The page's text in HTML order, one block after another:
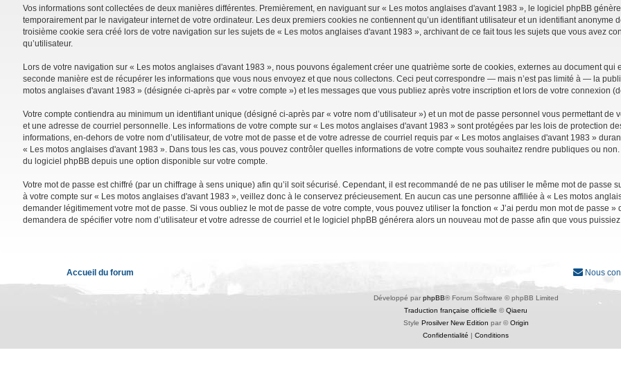
Vos informations sont collectées de deux manières différentes. Premièrement, en naviguant sur « Les motos anglaises d'avant 1983 », le logiciel phpBB
temporairement par le navigateur internet de votre ordinateur. Les deux premiers cookies ne contiennent qu’un identifiant utilisateur et un identifiant
troisième cookie sera créé lors de votre navigation sur les sujets de « Les motos anglaises d'avant 1983 », archivant de ce fait tous les sujets que vous avez
qu’utilisateur.
Lors de votre navigation sur « Les motos anglaises d'avant 1983 », nous pouvons également créer une quatrième sorte de cookies, externes au document
seconde manière est de récupérer les informations que vous nous envoyez et que nous collectons. Ceci peut correspondre — mais n’est pas limité à — la
motos anglaises d'avant 1983 » (désignée ci-après par « votre compte ») et les messages que vous publiez après votre inscription et lors de votre connexion
Votre compte contiendra au minimum un identifiant unique (désigné ci-après par « votre nom d’utilisateur ») et un mot de passe personnel vous permettant
et une adresse de courriel personnelle. Les informations de votre compte sur « Les motos anglaises d'avant 1983 » sont protégées par les lois de protection
informations, en-dehors de votre nom d’utilisateur, de votre mot de passe et de votre adresse de courriel requis par « Les motos anglaises d'avant 1983 »
« Les motos anglaises d'avant 1983 ». Dans tous les cas, vous pouvez contrôler quelles informations de votre compte vous souhaitez rendre publiques ou
du logiciel phpBB depuis une option disponible sur votre compte.
Votre mot de passe est chiffré (par un chiffrage à sens unique) afin qu’il soit sécurisé. Cependant, il est recommandé de ne pas utiliser le même mot de passe
à votre compte sur « Les motos anglaises d'avant 1983 », veillez donc à le conservez précieusement. En aucun cas une personne affiliée à « Les motos
demander légitimement votre mot de passe. Si vous oubliez le mot de passe de votre compte, vous pouvez utiliser la fonction « J’ai perdu mon mot de passe
demandera de spécifier votre nom d’utilisateur et votre adresse de courriel et le logiciel phpBB générera alors un nouveau mot de passe afin que vous
Accueil du forum Nous
Développé par phpBB® Forum Software © phpBB Limited
Traduction française officielle ©Qiaeru
Style Prosilver New Edition par ©Origin
Confidentialité
Conditions